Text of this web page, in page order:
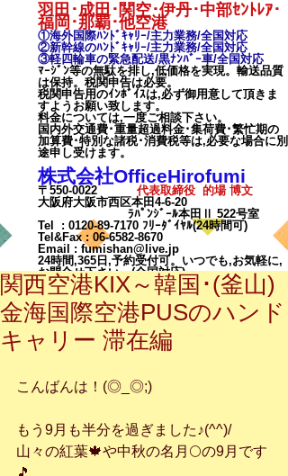
羽田･成田･関空･伊丹･中部ｾﾝﾄﾚｱ･
福岡･那覇･他空港
①海外国際ﾊﾝﾄﾞｷｬﾘｰ/主力業務/全国対応
②新幹線のﾊﾝﾄﾞｷｬﾘｰ/主力業務/全国対応
③軽四輪車の緊急配送/黒ﾅﾝﾊﾞｰ車/全国対応
ﾏｰｼﾞﾝ等の無駄を排し,低価格を実現。輸送品質
は保持。税関申告は必要。
税関申告用のｲﾝﾎﾞｲｽは,必ず御用意して頂きま
すようお願い致します。
料金については,一度ご相談下さい。
国内外交通費･重量超過料金･集荷費･繁忙期の
加算費･特別な諸税･消費税等は,必要な場合に別
途申し受けます。
株式会社OfficeHirofumi
〒550-0022 代表取締役 的場 博文
大阪府大阪市西区本田4-6-20
ﾗﾊﾟﾝｼﾞｰﾙ本田Ⅱ 522号室
Tel : 0120-89-7170 ﾌﾘｰﾀﾞｲﾔﾙ(24時間可)
Tel&Fax : 06-6582-8670
Email
: fumishan@live.jp
24時間,365日,予約受付可。いつでも,お気軽に,
お問合せ下さい。(全国対応)
カート
関西空港KIX～韓国･(釜山)
金海国際空港PUSのハンド
キャリー 滞在編
こんばんは！(◎_◎;)
もう9月も半分を過ぎました♪(^^)/
山々の紅葉🍁や中秋の名月🌕の9月です
🎵